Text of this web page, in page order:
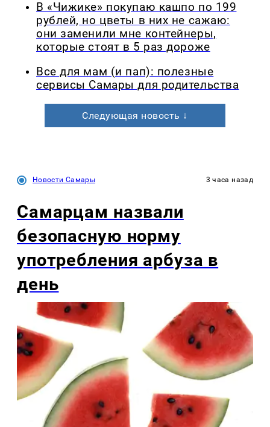
В «Чижике» покупаю кашпо по 199
рублей, но цветы в них не сажаю:
они заменили мне контейнеры,
которые стоят в 5 раз дороже
Все для мам (и пап): полезные
сервисы Самары для родительства
Следующая новость ↓
Новости Самары 3 часа назад
Самарцам назвали
безопасную норму
употребления арбуза в
день